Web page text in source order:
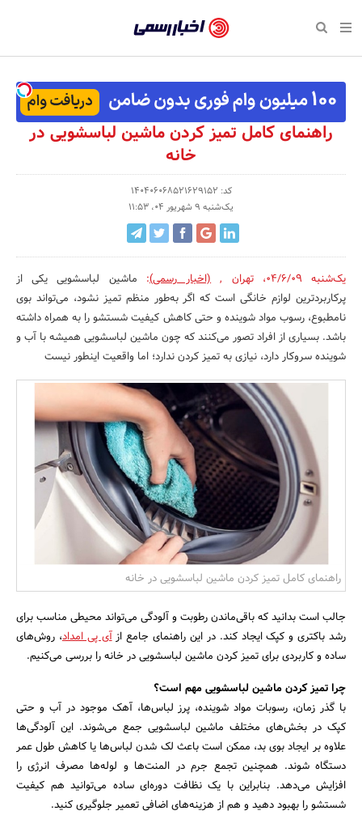
رسمی
-
اخبار
تایید
شرکت‌ها،
سازمان‌ها
و
روابط
عمومی‌ها
بازگشت
صفحه نخست پایگاه خبری
اقتصادی
صفحه نخست اقتصادی
تجارت و بازار
کارآفرینی و استارتاپ
کسب و کار و خرده فروشی
صنایع غذایی و کشاورزی
کار و استخدام
بانک، بیمه و سرمایه
مسکن و ساختمان
اجتماعی
صفحه نخست اجتماعی
علم و آموزش
بهداشت و درمان
محیط زیست
تبلیغات و روابط عمومی
صفحه نخست فرهنگی
رسانه‌ها
نشریات و کتاب
صنایع دستی
صفحه نخست ورزش
تازه‌های ورزش
مکان‌های ورزشی
صفحه نخست سبک زندگی
سلامت و زیبایی
روانشناسی و موفقیت
رویداد
صفحه نخست رویداد
حراج و تخفیف
جشنواره، نمایشگاه و
راهنمای کامل تمیز کردن ماشین لباسشویی در
خانه
کد: 140406068521629152
یک‌شنبه 9 شهریور 04، 11:53
یک‌شنبه 04/6/09 ،تهران ,(اخبار رسمی): ماشین لباسشویی یکی از
پرکاربردترین لوازم خانگی است که اگر به‌طور منظم تمیز نشود، می‌تواند بوی
نامطبوع، رسوب مواد شوینده و حتی کاهش کیفیت شستشو را به همراه داشته
باشد. بسیاری از افراد تصور می‌کنند که چون ماشین لباسشویی همیشه با آب و
شوینده سروکار دارد، نیازی به تمیز کردن ندارد؛ اما واقعیت اینطور نیست
راهنمای کامل تمیز کردن ماشین لباسشویی در خانه
جالب است بدانید که باقی‌ماندن رطوبت و آلودگی می‌تواند محیطی مناسب برای
رشد باکتری و کپک ایجاد کند. در این راهنمای جامع ازآی پی امداد، روش‌های
ساده و کاربردی برای تمیز کردن ماشین لباسشویی در خانه را بررسی می‌کنیم.
چرا تمیز کردن ماشین لباسشویی مهم است؟
با گذر زمان، رسوبات مواد شوینده، پرز لباس‌ها، آهک موجود در آب و حتی
کپک در بخش‌های مختلف ماشین لباسشویی جمع می‌شوند. این آلودگی‌ها
علاوه بر ایجاد بوی بد، ممکن است باعث لک شدن لباس‌ها یا کاهش طول عمر
دستگاه شوند. همچنین تجمع جرم در المنت‌ها و لوله‌ها مصرف انرژی را
افزایش می‌دهد. بنابراین با یک نظافت دوره‌ای ساده می‌توانید هم کیفیت
شستشو را بهبود دهید و هم از هزینه‌های اضافی تعمیر جلوگیری کنید.